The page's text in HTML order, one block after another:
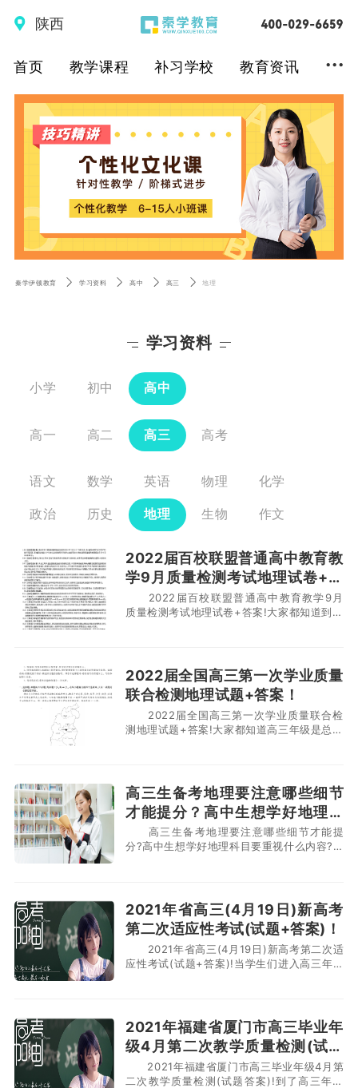
陕西
首页 教学课程 补习学校 教育资讯 ...
秦学伊顿教育 学习资料 高中 高三 地理
学习资料
小学 初中 高中
高一 高二 高三 高考
语文 数学 英语 物理 化学
政治 历史 地理 生物 作文
2022届百校联盟普通高中教育教
学9月质量检测考试地理试卷+答
案！
2022届百校联盟普通高中教育教学9月
质量检测考试地理试卷+答案!大家都知道到了
个科目都复习到位，那么在高三年级学生们不
仅要努力的备考，还有进行很多考试。下面小
编就为大家分享百
2022届全国高三第一次学业质量
联合检测地理试题+答案！
2022届全国高三第一次学业质量联合检
测地理试题+答案!大家都知道高三年级是总复
日，学生们已经开学一段时间了，学生们不仅
要努力的备考，还要进行很多考试。下面小编
就为大家分享
高三生备考地理要注意哪些细节
才能提分？高中生想学好地理科
目要重视什么内容？
高三生备考地理要注意哪些细节才能提
分?高中生想学好地理科目要重视什么内容?现
习计划，均衡各科的成绩。那么很多学生想知
道高三应该如何备考地理，下面小编整理了相
关内容，同学们快来看
2021年省高三(4月19日)新高考
第二次适应性考试(试题+答案)！
2021年省高三(4月19日)新高考第二次适
应性考试(试题+答案)!当学生们进入高三年级
冲刺的较后阶段，还有不到五十天的时间，学
校的考试也在陆陆续续的进行中。接下来小编
就为
2021年福建省厦门市高三毕业年
级4月第二次教学质量检测(试题
答案)！
2021年福建省厦门市高三毕业年级4月第
二次教学质量检测(试题答案)!到了高三年级